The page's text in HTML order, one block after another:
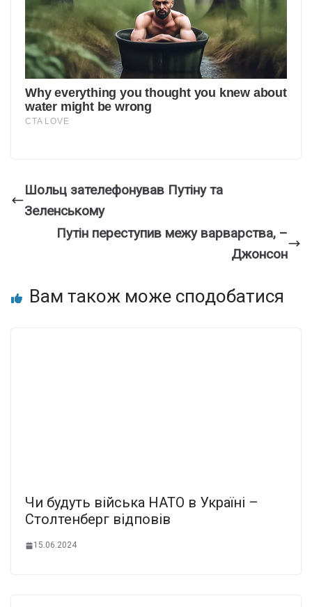
Шольц зателефонував Путіну та
Зеленському
Путін переступив межу варварства, –
Джонсон
Вам також може сподобатися
Чи будуть війська НАТО в Україні –
Столтенберг відповів
15.06.2024